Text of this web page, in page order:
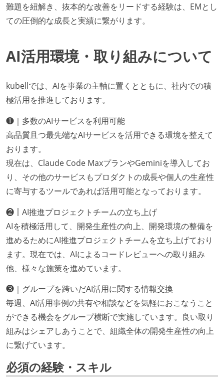
難題を紐解き、抜本的な改善をリードする経験は、EMとし
ての圧倒的な成長と実績に繋がります。
AI活用環境・取り組みについて
kubellでは、AIを事業の主軸に置くとともに、社内での積
極活用を推進しております。
❶｜多数のAIサービスを利用可能
高品質且つ最先端なAIサービスを活用できる環境を整えて
おります。
現在は、Claude Code MaxプランやGeminiを導入してお
り、その他のサービスもプロダクトの成長や個人の生産性
に寄与するツールであれば活用可能となっております。
❷｜AI推進プロジェクトチームの立ち上げ
AIを積極活用して、開発生産性の向上、開発環境の整備を
進めるためにAI推進プロジェクトチームを立ち上げており
ます。現在では、AIによるコードレビューへの取り組み
他、様々な施策を進めています。
❸｜グループを跨いだAI活用に関する情報交換
毎週、AI活用事例の共有や相談などを気軽におこなうこと
ができる機会をグループ横断で実施しています。良い取り
組みはシェアしあうことで、組織全体の開発生産性の向上
に繋げています。
必須の経験・スキル